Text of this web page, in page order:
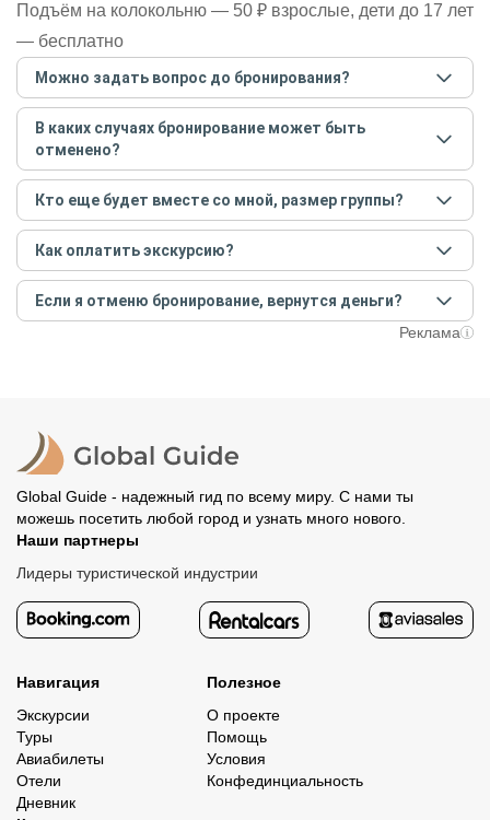
Подъём на колокольню — 50 ₽ взрослые, дети до 17 лет
— бесплатно
Можно задать вопрос до бронирования?
Достаточно перейти по ссылке «Задать вопрос» и
написать гиду. Платить при этом не нужно. Сначала
согласуйте с гидом интересующие вас вопросы и после
этого бронируйте экскурсию.Задать вопрос.
В каких случаях бронирование может быть
отменено?
Только в случае неблагоприятных погодных условий,
например, если экскурсия на кораблике, а по прогнозу
погоды аномально-сильный ветер. При этом гид
предупредит вас об отмене, а мы вернем предоплату на
карту. Во всех остальных случаях экскурсия состоится.
Кто еще будет вместе со мной, размер группы?
Если экскурсия индивидуальная, гид проведет встречу
только для вас и вашей компании. Если групповая — на
экскурсии будут другие участники, размер зависит от
условий конкретной экскурсии.
Как оплатить экскурсию?
Создайте заказ на удобную дату и время, и внесите
предоплату как можно скорее, чтобы другие
путешественники не заняли ваше место. После этого
организатору напрямую не требуется.
Если я отменю бронирование, вернутся деньги?
При отмене за 48 часов или раньше мы вернем всюРеклама
Global Guide - надежный гид по всему миру. С нами ты
можешь посетить любой город и узнать много нового.
Наши партнеры
Лидеры туристической индустрии
Навигация
Экскурсии
Туры
Авиабилеты
Отели
Дневник
Полезное
О проекте
Помощь
Условия
Конфединциальность